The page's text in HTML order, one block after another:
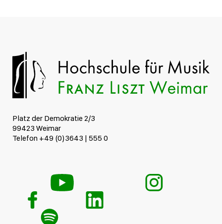
Platz der Demokratie 2/3
99423 Weimar
Telefon +49 (0)3643 | 555 0